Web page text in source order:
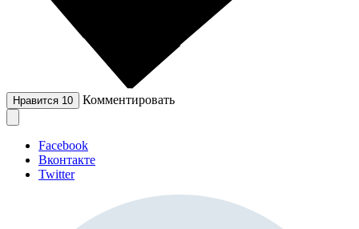
Нравится 10 Комментировать
Facebook
Вконтакте
Twitter